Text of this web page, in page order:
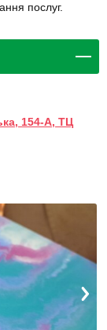
послуг.
154-А, ТЦ